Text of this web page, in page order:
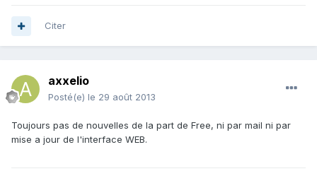
Citer
axxelio
Posté(e) le 29 août 2013
Toujours pas de nouvelles de la part de Free, ni par mail ni par
mise a jour de l'interface WEB.